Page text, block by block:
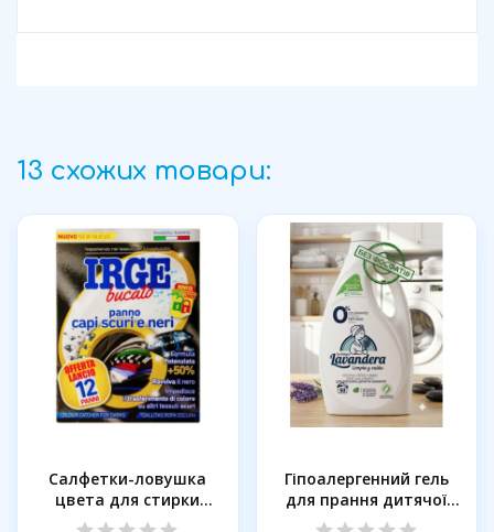
13 схожих товари:
Салфетки-ловушка
цвета для стирки
черных вещей...
Гіпоалергенний гель
для прання дитячої
та...